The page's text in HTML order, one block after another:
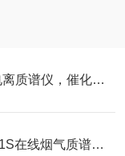
谱策ProC-1C原位催化光电离质谱仪，催化研究新高度
​革新烟气质谱分析：ProC-1S在线烟气质谱仪震撼登场！